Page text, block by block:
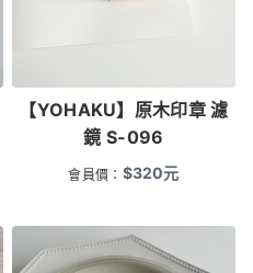
【YOHAKU】原木印章 濾
鏡 S-096
會員價： $320元